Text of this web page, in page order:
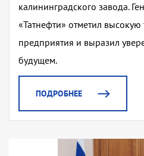
калининградского завода.
«Татнефти» отметил высокую
предприятия и выразил
будущем.
ПОДРОБНЕЕ